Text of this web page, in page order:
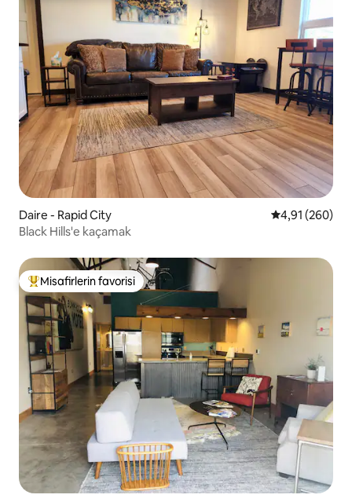
Daire - Rapid City 5 üzerinden
4,91 (260)
Black Hills'e kaçamak
Misafirlerin favorilerinden en beğenilenler arasında
Misafirlerin favorisi